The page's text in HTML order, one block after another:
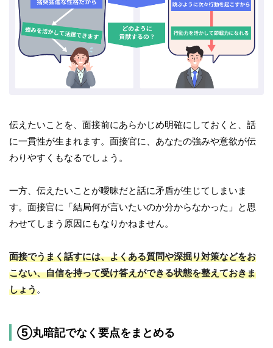
伝えたいことを、面接前にあらかじめ明確にしておくと、話
に一貫性が生まれます。面接官に、あなたの強みや意欲が伝
わりやすくもなるでしょう。
一方、伝えたいことが曖昧だと話に矛盾が生じてしまいま
す。面接官に「結局何が言いたいのか分からなかった」と思
わせてしまう原因にもなりかねません。
面接でうまく話すには、よくある質問や深掘り対策などをお
こない、自信を持って受け答えができる状態を整えておきま
しょう。
⑤丸暗記でなく要点をまとめる